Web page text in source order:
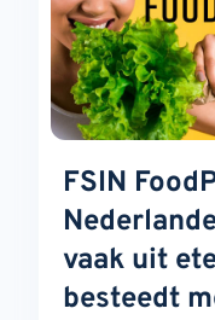
FSIN
vaak uit
besteedt